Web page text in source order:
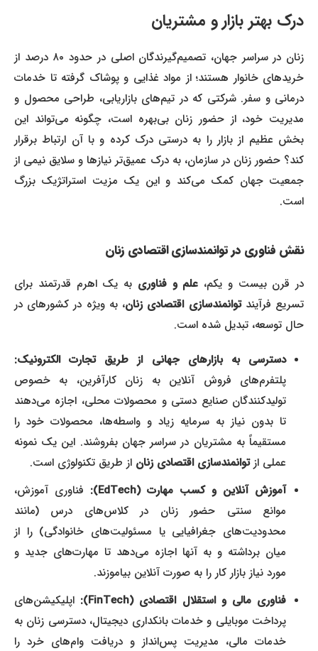
درک بهتر بازار و مشتریان
زنان در سراسر جهان، تصمیم‌گیرندگان اصلی در حدود ۸۰ درصد از
خریدهای خانوار هستند؛ از مواد غذایی و پوشاک گرفته تا خدمات
درمانی و سفر. شرکتی که در تیم‌های بازاریابی، طراحی محصول و
مدیریت خود، از حضور زنان بی‌بهره است، چگونه می‌تواند این
بخش عظیم از بازار را به درستی درک کرده و با آن ارتباط برقرار
کند؟ حضور زنان در سازمان، به درک عمیق‌تر نیازها و سلایق نیمی از
جمعیت جهان کمک می‌کند و این یک مزیت استراتژیک بزرگ
است.
نقش فناوری در توانمندسازی اقتصادی زنان
در قرن بیست و یکم، علم و فناوری به یک اهرم قدرتمند برای
تسریع فرآیندتوانمندسازی اقتصادی زنان، به ویژه در کشورهای در
حال توسعه، تبدیل شده است.
دسترسی به بازارهای جهانی از طریق تجارت الکترونیک:
پلتفرم‌های فروش آنلاین به زنان کارآفرین، به خصوص
تولیدکنندگان صنایع دستی و محصولات محلی، اجازه می‌دهند
تا بدون نیاز به سرمایه زیاد و واسطه‌ها، محصولات خود را
مستقیماً به مشتریان در سراسر جهان بفروشند. این یک نمونه
عملی ازتوانمندسازی اقتصادی زنان از طریق تکنولوژی است.
آموزش آنلاین و کسب مهارت (EdTech):
فناوری آموزش،
موانع سنتی حضور زنان در کلاس‌های درس (مانند
محدودیت‌های جغرافیایی یا مسئولیت‌های خانوادگی) را از
میان برداشته و به آنها اجازه می‌دهد تا مهارت‌های جدید و
مورد نیاز بازار کار را به صورت آنلاین بیاموزند.
فناوری مالی و استقلال اقتصادی (FinTech):
اپلیکیشن‌های
پرداخت موبایلی و خدمات بانکداری دیجیتال، دسترسی زنان به
خدمات مالی، مدیریت پس‌انداز و دریافت وام‌های خرد را